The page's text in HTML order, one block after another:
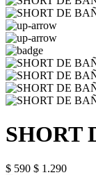
SHORT
$ 590 $ 1.290